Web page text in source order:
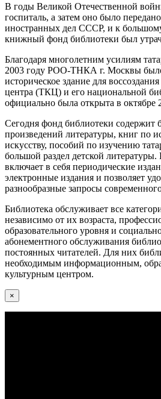
В годы Великой Отечественной
госпиталь, а затем оно было
иностранных дел СССР, и к
книжный фонд библиотеки был
Благодаря многолетним усилиям
2003 году РОО-ТНКА г. Москвы
историческое здание для
центра (ТКЦ) и его национальной
официально была открыта в октябре
Сегодня фонд библиотеки содержит
произведений литературы, книг по
искусству, пособий по изучению
большой раздел детской
включает в себя периодические
электронные издания и позволяет
разнообразные запросы
Библиотека обслуживает все
независимо от их возраста,
образовательного уровня и
абонементного обслуживания
постоянных читателей. Для них
необходимым информационным,
культурным центром.
×